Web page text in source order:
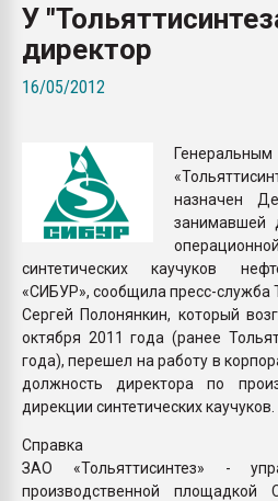
У
директор
16/05/2012
назначен
занимавшей
синтетических каучуков
«СИБУР», сообщила пресс-служба
Сергей Полонянкин, который
октября 2011 года (ранее
года), перешел на работу в
должность директора по
дирекции синтетических каучуков.
Справка
ЗАО «Тольяттисинтез» -
производственной